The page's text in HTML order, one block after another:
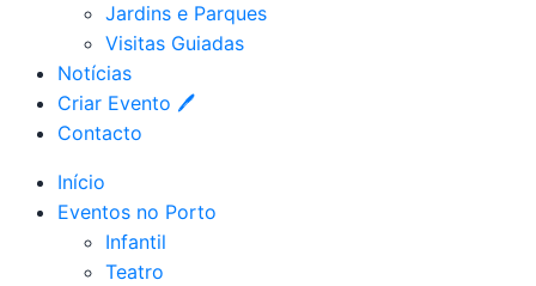
Jardins e Parques
Visitas Guiadas
Notícias
Criar Evento 🖊
Contacto
Início
Eventos no Porto
Infantil
Teatro